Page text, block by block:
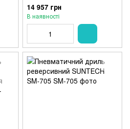
14 957 грн
В наявності